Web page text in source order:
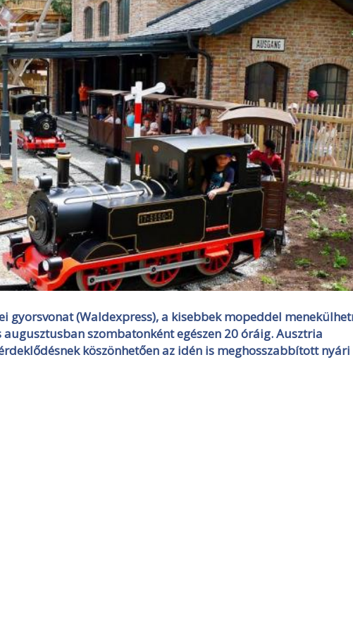
gyorsvonat (Waldexpress), a kisebbek mopeddel
szombatonként egészen 20 óráig. Ausztria
köszönhetően az idén is meghosszabbított nyári